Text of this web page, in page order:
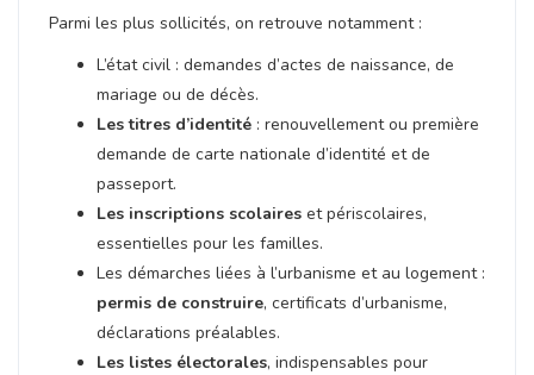
Parmi les plus sollicités, on retrouve notamment :
L’état civil : demandes d’actes de naissance, de
mariage ou de décès.
Les titres d’identité : renouvellement ou première
demande de carte nationale d’identité et de
passeport.
Les inscriptions scolaires et périscolaires,
essentielles pour les familles.
Les démarches liées à l’urbanisme et au logement :
permis de construire, certificats d’urbanisme,
déclarations préalables.
Les listes électorales, indispensables pour